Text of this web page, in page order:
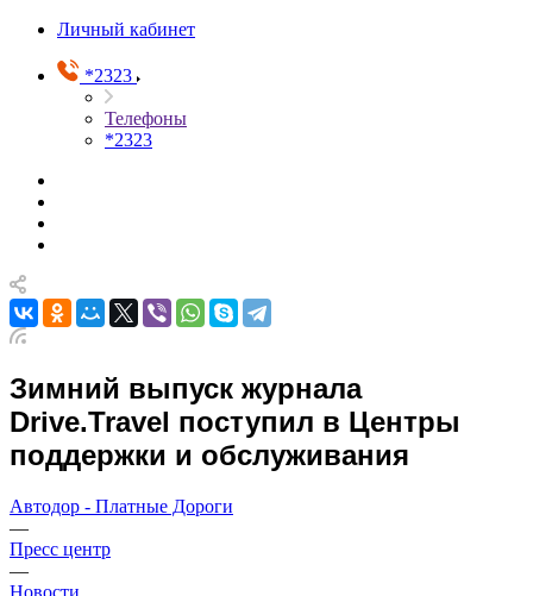
Личный кабинет
*2323
Телефоны
*2323
Зимний выпуск журнала
Drive.Travel поступил в Центры
поддержки и обслуживания
Автодор - Платные Дороги
—
Пресс центр
—
Новости